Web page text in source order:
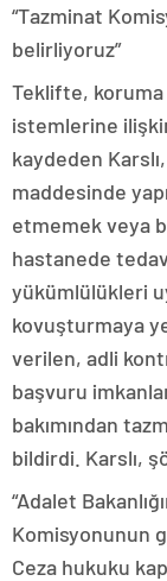
“Tazminat
belirliyoruz”
Teklifte,
istemlerine
kaydeden
maddesinde
etmemek veya
hastanede
yükümlülükleri
kovuşturmaya
verilen, adli
başvuru
bakımından
bildirdi. Karslı,
“Adalet
Komisyonunun
Ceza hukuku